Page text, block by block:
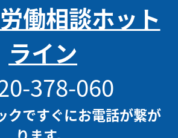
働相談ホット
ライン
378-060
クですぐにお電話が繋が